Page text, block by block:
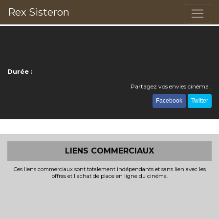
Rex Sisteron
Durée :
Partagez vos envies cinéma :
Facebook Twitter
LIENS COMMERCIAUX
Ces liens commerciaux sont totalement indépendants et sans lien avec les
offres et l'achat de place en ligne du cinéma.